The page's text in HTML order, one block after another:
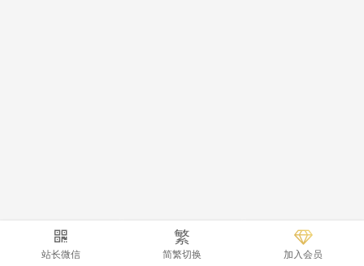
站长微信
繁
简繁切换 加入会员